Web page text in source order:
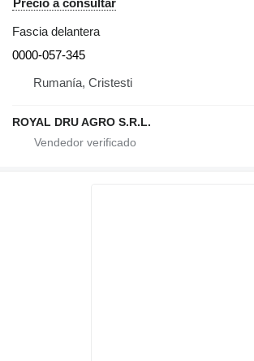
Precio a consultar
Fascia delantera
0000-057-345
Rumanía, Cristesti
ROYAL DRU AGRO S.R.L.